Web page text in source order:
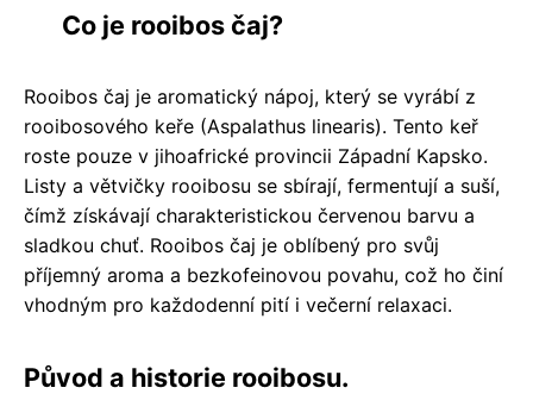
Co je rooibos čaj?
Rooibos čaj je aromatický nápoj, který se vyrábí z
rooibosového keře (Aspalathus linearis). Tento keř
roste pouze v jihoafrické provincii Západní Kapsko.
Listy a větvičky rooibosu se sbírají, fermentují a suší,
čímž získávají charakteristickou červenou barvu a
sladkou chuť. Rooibos čaj je oblíbený pro svůj
příjemný aroma a bezkofeinovou povahu, což ho činí
vhodným pro každodenní pití i večerní relaxaci.
Původ a historie rooibosu.